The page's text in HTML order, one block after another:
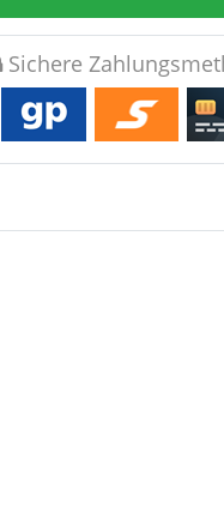
Sichere